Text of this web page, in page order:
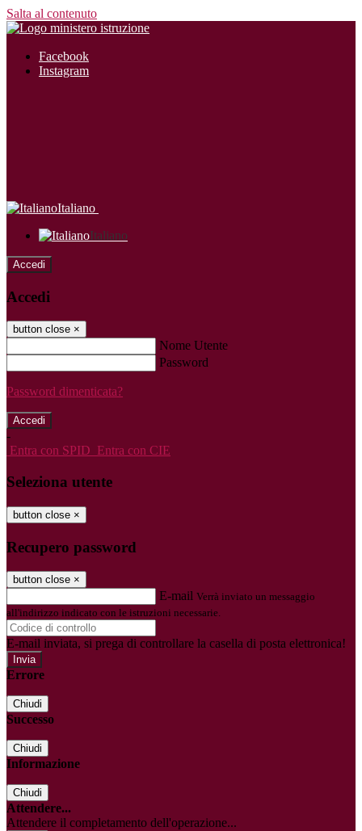
Salta al contenuto
Facebook
Instagram
Italiano
Italiano
Accedi
Accedi
button close ×
Nome Utente
Password
Password dimenticata?
-
Entra con SPID Entra con CIE
Seleziona utente
button close ×
Recupero password
button close ×
E-mail Verrà inviato un messaggio
all'indirizzo indicato con le istruzioni necessarie.
E-mail inviata, si prega di controllare la casella di posta elettronica!
Errore
Chiudi
Successo
Chiudi
Informazione
Chiudi
Attendere...
Attendere il completamento dell'operazione...